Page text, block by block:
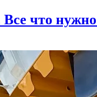
что нужно